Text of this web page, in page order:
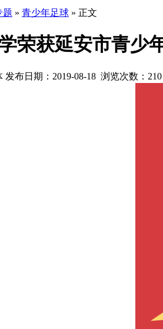
题 » 青少年足球 » 正文
荣获延安市青少
发布日期：2019-08-18 浏览次数： 210